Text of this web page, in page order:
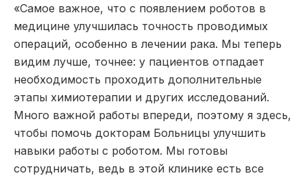
«Самое важное, что с появлением роботов в
медицине улучшилась точность проводимых
операций, особенно в лечении рака. Мы теперь
видим лучше, точнее: у пациентов отпадает
необходимость проходить дополнительные
этапы химиотерапии и других исследований.
Много важной работы впереди, поэтому я здесь,
чтобы помочь докторам Больницы улучшить
навыки работы с роботом. Мы готовы
сотрудничать, ведь в этой клинике есть все